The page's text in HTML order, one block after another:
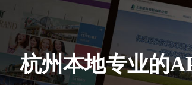
杭州本地专业的